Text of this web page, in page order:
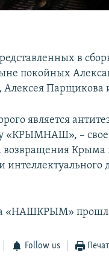
в
покойных
Парщикова
является
«КРЫМНАШ», –
Крыма
интеллектуального
«НАШКРЫМ»
Follow us